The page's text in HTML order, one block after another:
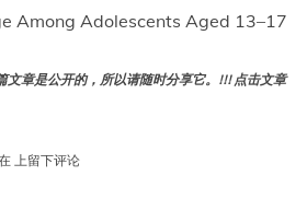
Among Adolescents Aged 13–17
文章是公开的，所以请随时分享它。!!! 点击文章
13-
上留下评论